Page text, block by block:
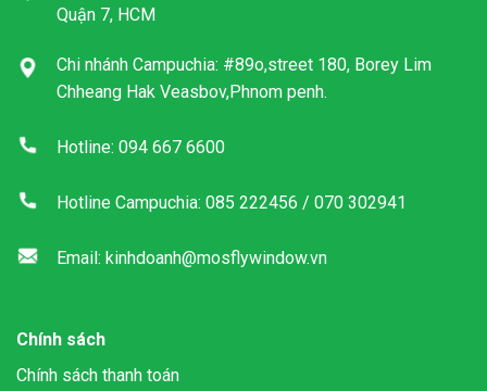
Quận 7, HCM
Chi nhánh Campuchia: #89o,street 180, Borey Lim
Chheang Hak Veasbov,Phnom penh.
Hotline: 094 667 6600
Hotline Campuchia: 085 222456 / 070 302941
Email: kinhdoanh@mosflywindow.vn
Chính sách
Chính sách thanh toán